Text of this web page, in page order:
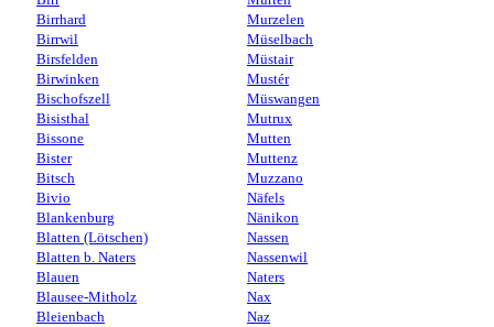
Birrhard
Birrwil
Birsfelden
Birwinken
Bischofszell
Bisisthal
Bissone
Bister
Bitsch
Bivio
Blankenburg
Blatten (Lötschen)
Blatten b. Naters
Blauen
Blausee-Mitholz
Bleienbach
Murzelen
Müselbach
Müstair
Mustér
Müswangen
Mutrux
Mutten
Muttenz
Muzzano
Näfels
Nänikon
Nassen
Nassenwil
Naters
Nax
Naz